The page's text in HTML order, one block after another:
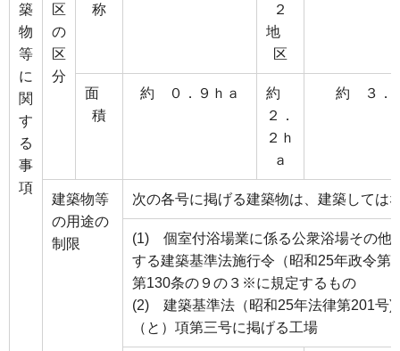
築
物
等
に
関
す
る
事
項
区
の
区
分
称
２
地
区
面
積
約 ０．９ｈａ
約
２．
２ｈ
ａ
約 ３．
建築物等
の用途の
制限
次の各号に掲げる建築物は、建築しては
(1) 個室付浴場業に係る公衆浴場その他
する建築基準法施行令（昭和25年政令第
第130条の９の３※に規定するもの
(2) 建築基準法（昭和25年法律第201号)
（と）項第三号に掲げる工場